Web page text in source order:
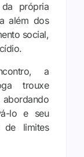
própria
além dos
social,
a
trouxe
lo e seu
de limites